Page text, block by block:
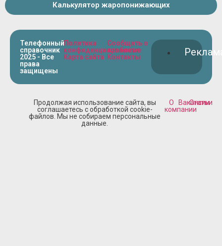
Калькулятор жаропонижающих
Телефонный
справочник
2025 - Все
права
защищены
Политика
конфиденциальности
Карта сайта
Сообщить о
проблеме
Контакты
Продолжая использование сайта, вы
соглашаетесь с обработкой cookie-
файлов. Мы не собираем персональные
данные.
О
компании
Вакансии
Статьи